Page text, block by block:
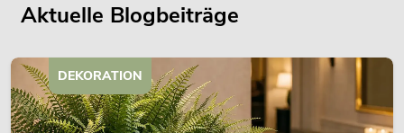
Aktuelle Blogbeiträge
DEKORATION